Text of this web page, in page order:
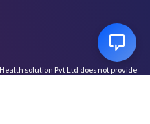
solution Pvt Ltd does not provide